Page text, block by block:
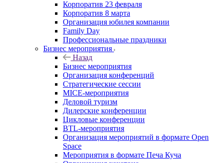
Корпоратив 23 февраля
Корпоратив 8 марта
Организация юбилея компании
Family Day
Профессиональные праздники
Бизнес мероприятия
Назад
Бизнес мероприятия
Организация конференций
Стратегические сессии
MICE-мероприятия
Деловой туризм
Дилерские конференции
Цикловые конференции
BTL-мероприятия
Организация мероприятий в формате Open
Space
Мероприятия в формате Печа Куча